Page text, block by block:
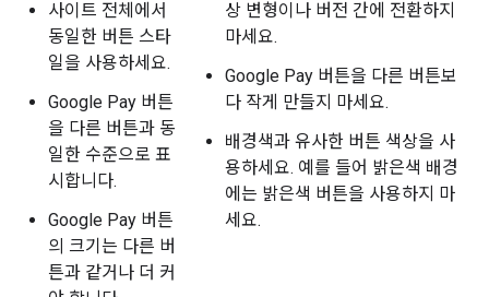
사이트 전체에서
동일한 버튼 스타
일을 사용하세요.
Google Pay 버튼
을 다른 버튼과 동
일한 수준으로 표
시합니다.
Google Pay 버튼
의 크기는 다른 버
튼과 같거나 더 커
상 변형이나 버전 간에 전환하지
마세요.
Google Pay 버튼을 다른 버튼보
다 작게 만들지 마세요.
배경색과 유사한 버튼 색상을 사
용하세요. 예를 들어 밝은색 배경
에는 밝은색 버튼을 사용하지 마
세요.